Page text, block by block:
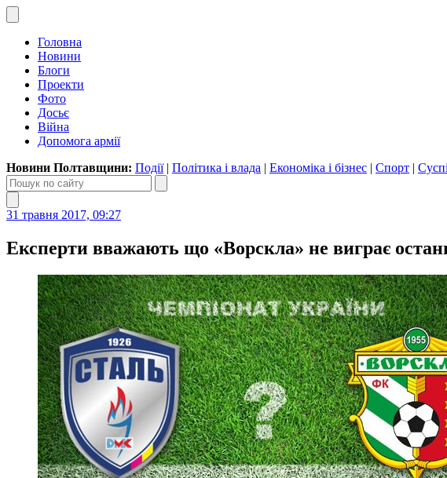
Головна
Новини
Блоги
Проекти
Фото
Досьє
Війна
Допомога армії
Новини Полтавщини: Події| Політика і влада | Економіка і бізнес | Спорт |
31 травня 2017, 09:27
Експерти вважають що «Ворскла» не виграє